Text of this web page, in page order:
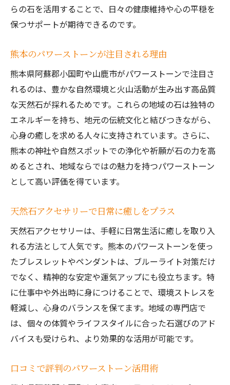
熊本の自然が育むパワーストーンの魅力
阿蘇のパワースポットで感じる石のエネル
天然石選びに役立つショップと神社の特徴
口コミを活かしたパワーストーン選定の秘
訣
パワーストーンと熊本の風土がもたらす癒
し
ブルーライトに強いパワーストーンの選び方と
は
ブルーライト対策に最適なパワーストーン
の特徴
熊本で見つかるブルーライト対応の天然石
口コミで人気のブルーライト対策アクセサ
リー
パワーストーンの色や形状による効果のち
がい
神社や専門店で相談できる選び方のポイン
ト
癒しを求めるならパワーストーンの力を体感し
て
熊本の天然石がもたらす心の安らぎ
らの石を活用することで、日々の健康維持や心の平穏を
保つサポートが期待できるのです。
熊本のパワーストーンが注目される理由
熊本県阿蘇郡小国町や山鹿市がパワーストーンで注目さ
れるのは、豊かな自然環境と火山活動が生み出す高品質
な天然石が採れるためです。これらの地域の石は独特の
エネルギーを持ち、地元の伝統文化と結びつきながら、
心身の癒しを求める人々に支持されています。さらに、
熊本の神社や自然スポットでの浄化や祈願が石の力を高
めるとされ、地域ならではの魅力を持つパワーストーン
として高い評価を得ています。
天然石アクセサリーで日常に癒しをプラス
天然石アクセサリーは、手軽に日常生活に癒しを取り入
れる方法として人気です。熊本のパワーストーンを使っ
たブレスレットやペンダントは、ブルーライト対策だけ
でなく、精神的な安定や運気アップにも役立ちます。特
に仕事中や外出時に身につけることで、環境ストレスを
軽減し、心身のバランスを保てます。地域の専門店で
は、個々の体質やライフスタイルに合った石選びのアド
バイスも受けられ、より効果的な活用が可能です。
口コミで評判のパワーストーン活用術